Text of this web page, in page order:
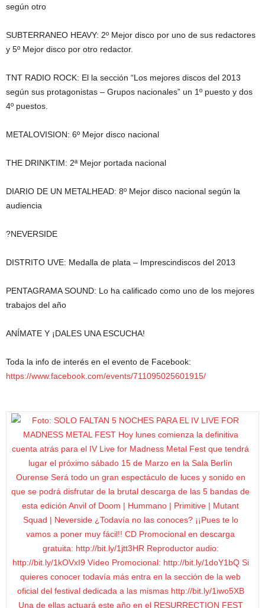
según otro
SUBTERRANEO HEAVY: 2º Mejor disco por uno de sus redactores
y 5º Mejor disco por otro redactor.
TNT RADIO ROCK: El la sección “Los mejores discos del 2013
según sus protagonistas – Grupos nacionales” un 1º puesto y dos
4º puestos.
METALOVISION: 6º Mejor disco nacional
THE DRINKTIM: 2ª Mejor portada nacional
DIARIO DE UN METALHEAD: 8º Mejor disco nacional según la
audiencia
?NEVERSIDE
DISTRITO UVE: Medalla de plata – Imprescindiscos del 2013
PENTAGRAMA SOUND: Lo ha calificado como uno de los mejores
trabajos del año
ANÍMATE Y ¡DALES UNA ESCUCHA!
Toda la info de interés en el evento de Facebook:
https://www.facebook.com/events/711095025601915/